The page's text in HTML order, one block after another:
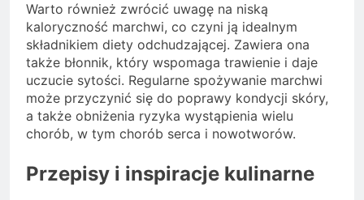
Warto również zwrócić uwagę na niską
kaloryczność marchwi, co czyni ją idealnym
składnikiem diety odchudzającej. Zawiera ona
także błonnik, który wspomaga trawienie i daje
uczucie sytości. Regularne spożywanie marchwi
może przyczynić się do poprawy kondycji skóry,
a także obniżenia ryzyka wystąpienia wielu
chorób, w tym chorób serca i nowotworów.
Przepisy i inspiracje kulinarne